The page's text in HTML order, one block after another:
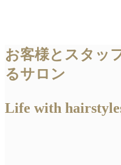
お客様とスタッ
るサロン
Life with